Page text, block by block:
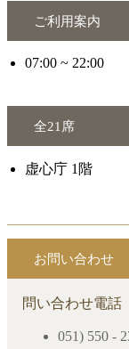
ご利用案内
07:00 ~ 22:00
全21席
虚心庁 1階
お問い合わせ
問い合わせ電話
051) 550 -